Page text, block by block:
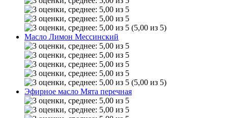
(5,00 из 5)
Масло Лимон Мессинский
(5,00 из 5)
Эфирное масло Мята перечная